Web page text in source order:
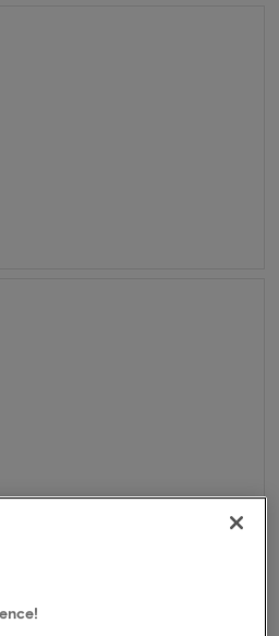
★★★★